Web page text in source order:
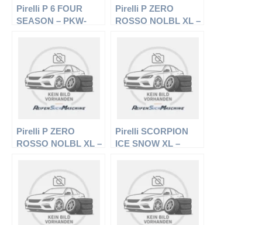
Pirelli P 6 FOUR
SEASON – PKW-
Ganzjahresreifen
Pirelli P ZERO
ROSSO NOLBL XL –
Sommerreifen
Pirelli P ZERO
ROSSO NOLBL XL –
Sommerreifen
Pirelli SCORPION
ICE SNOW XL –
Winterreifen